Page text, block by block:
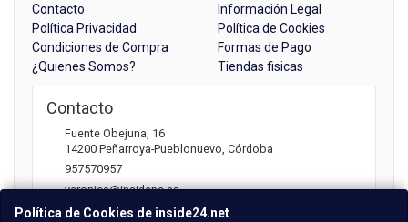
Política de Cookies de inside24.net
Contacto
Información Legal
Política Privacidad
Política de Cookies
Condiciones de Compra
Formas de Pago
¿Quienes Somos?
Tiendas fisicas
Contacto
Fuente Obejuna, 16
14200 Peñarroya-Pueblonuevo Córdoba
957570957
veronica@insidepc.es